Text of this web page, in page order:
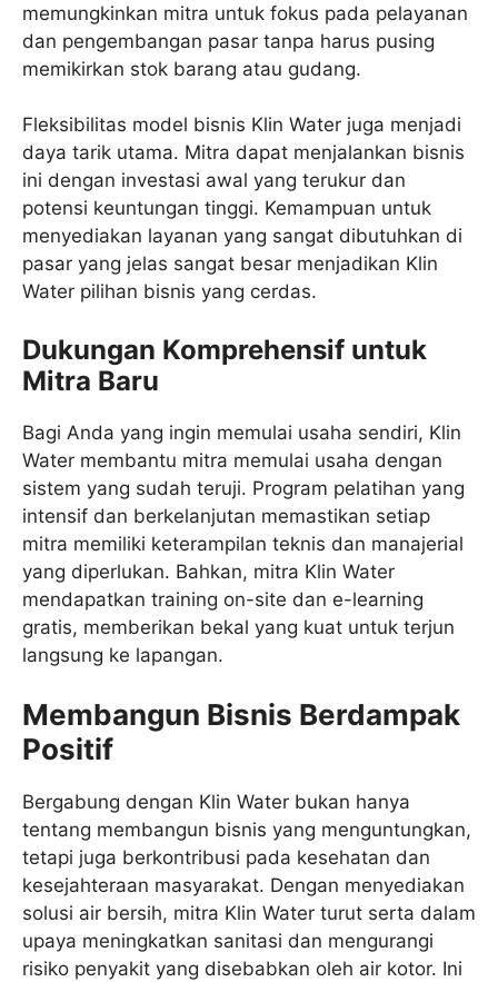
memungkinkan mitra untuk fokus pada pelayanan
dan pengembangan pasar tanpa harus pusing
memikirkan stok barang atau gudang.
Fleksibilitas model bisnis Klin Water juga menjadi
daya tarik utama. Mitra dapat menjalankan bisnis
ini dengan investasi awal yang terukur dan
potensi keuntungan tinggi. Kemampuan untuk
menyediakan layanan yang sangat dibutuhkan di
pasar yang jelas sangat besar menjadikan Klin
Water pilihan bisnis yang cerdas.
Dukungan Komprehensif untuk
Mitra Baru
Bagi Anda yang ingin memulai usaha sendiri, Klin
Water membantu mitra memulai usaha dengan
sistem yang sudah teruji. Program pelatihan yang
intensif dan berkelanjutan memastikan setiap
mitra memiliki keterampilan teknis dan manajerial
yang diperlukan. Bahkan, mitra Klin Water
mendapatkan training on-site dan e-learning
gratis, memberikan bekal yang kuat untuk terjun
langsung ke lapangan.
Membangun Bisnis Berdampak
Positif
Bergabung dengan Klin Water bukan hanya
tentang membangun bisnis yang menguntungkan,
tetapi juga berkontribusi pada kesehatan dan
kesejahteraan masyarakat. Dengan menyediakan
solusi air bersih, mitra Klin Water turut serta dalam
upaya meningkatkan sanitasi dan mengurangi
risiko penyakit yang disebabkan oleh air kotor. Ini